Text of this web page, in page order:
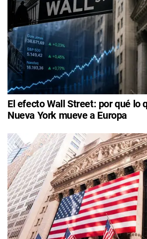
El efecto Wall Street: por qué lo
Nueva York mueve a Europa